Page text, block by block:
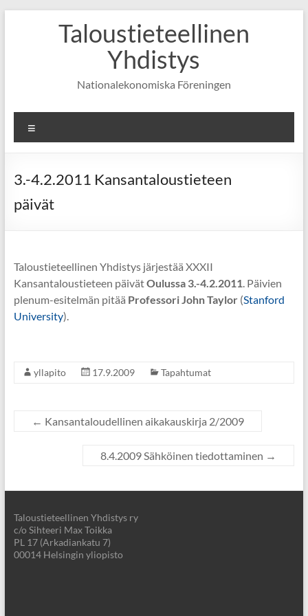
Taloustieteellinen
Yhdistys
Nationalekonomiska Föreningen
3.-4.2.2011 Kansantaloustieteen
päivät
Taloustieteellinen Yhdistys järjestää XXXII
Kansantaloustieteen päivätOulussa 3.-4.2.2011. Päivien
plenum-esitelmän pitää Professori John Taylor(Stanford
University).
yllapito 17.9.2009 Tapahtumat
← Kansantaloudellinen aikakauskirja 2/2009
8.4.2009 Sähköinen tiedottaminen →
Taloustieteellinen Yhdistys ry
c/o Sihteeri Max Toikka
PL 17 (Arkadiankatu 7)
00014 Helsingin yliopisto